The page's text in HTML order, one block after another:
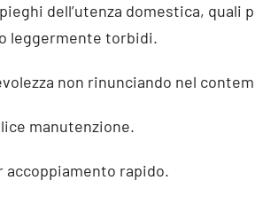
dell’utenza domestica, quali
leggermente torbidi.
non rinunciando nel
manutenzione.
rapido.